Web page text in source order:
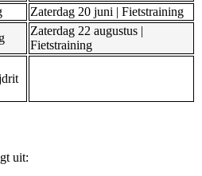
Zaterdag 20 juni | Fietstraining
Zaterdag 22 augustus |
Fietstraining
uit: